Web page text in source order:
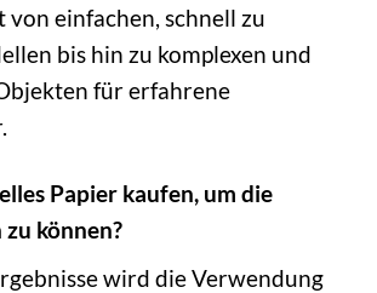
einfachen, schnell zu
bis hin zu komplexen und
für erfahrene
Papier kaufen, um die
können?
wird die Verwendung